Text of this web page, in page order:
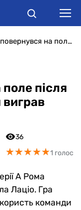
Довбик повернувся на поле після травми: клуб українця виграв римське дербі
після
виграв
36
★★★★★
★★★★★1 голос
А Рома
Лаціо. Гра
команди